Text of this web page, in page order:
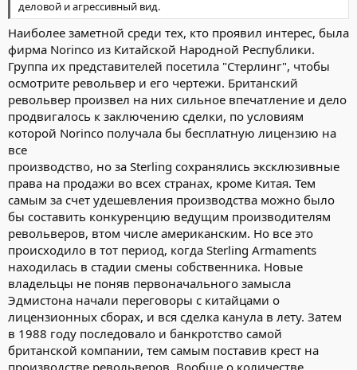
деловой и агрессивный вид.
Наиболее заметной среди тех, кто проявил интерес, была
фирма Norinco из Китайской Народной Республики.
Группа их представителей посетила "Стерлинг", чтобы
осмотрите револьвер и его чертежи. Британский
револьвер произвел на них сильное впечатление и дело
продвигалось к заключению сделки, по условиям
которой Norinco получала бы бесплатную лицензию на
все
производство, но за Sterling сохранялись эксклюзивные
права на продажи во всех странах, кроме Китая. Тем
самым за счет удешевления производства можно было
бы составить конкуренцию ведущим производителям
револьверов, втом числе американским. Но все это
происходило в тот период, когда Sterling Armaments
находилась в стадии смены собственника. Новые
владельцы не поняв первоначального замысла
Эдмистона начали переговоры с китайцами о
лицензионных сборах, и вся сделка канула в лету. Затем
в 1988 году последовало и банкротство самой
британской компании, тем самым поставив крест на